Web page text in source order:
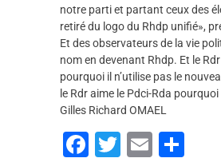
notre parti et partant ceux des
retiré du logo du Rhdp unifié»,
Et des observateurs de la vie
nom en devenant Rhdp. Et le
pourquoi il n’utilise pas le
le Rdr aime le Pdci-Rda
Gilles Richard OMAEL
F
T
E